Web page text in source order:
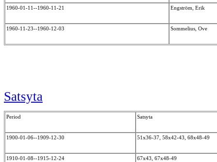
1960-01-11--1960-11-21 Engström, Erik
1960-11-23--1960-12-03 Sommelius, Ove
Satsyta
Period Satsyta
1900-01-06--1909-12-30 51x36-37, 58x42-43, 68x48-49
1910-01-08--1915-12-24 67x43, 67x48-49